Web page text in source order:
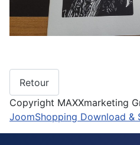
Copyright MAXXmarketing
JoomShopping Download &